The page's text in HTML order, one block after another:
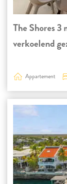
The Shores 3
verkoelend
Appartement